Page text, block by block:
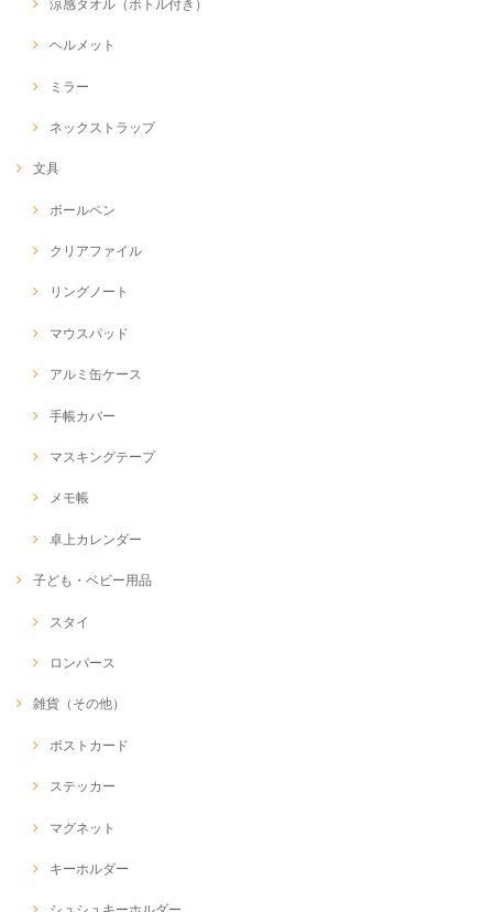
涼感タオル（ボトル付き）
ヘルメット
ミラー
ネックストラップ
文具
ボールペン
クリアファイル
リングノート
マウスパッド
アルミ缶ケース
手帳カバー
マスキングテープ
メモ帳
卓上カレンダー
子ども・ベビー用品
スタイ
ロンパース
雑貨（その他）
ポストカード
ステッカー
マグネット
キーホルダー